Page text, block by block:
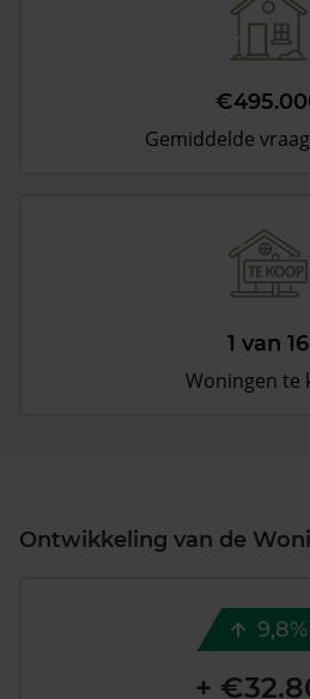
Gemiddelde
1 van 16
Woningen te
Ontwikkeling van de
9,8%
+